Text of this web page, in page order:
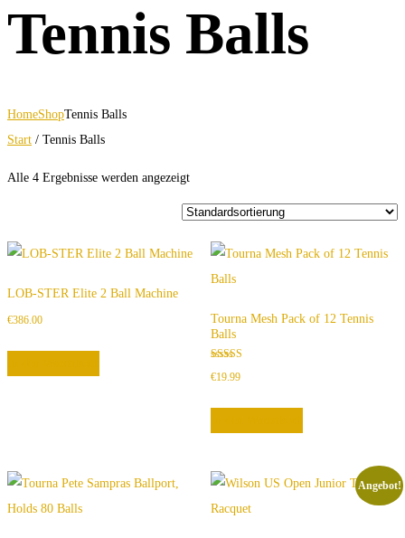
Tennis Balls
HomeShopTennis Balls
Start / Tennis Balls
Alle 4 Ergebnisse werden angezeigt
LOB-STER Elite 2 Ball Machine
€386.00
Tourna Mesh Pack of 12 Tennis
Balls
Bewertet
mit
€19.99
Angebot!